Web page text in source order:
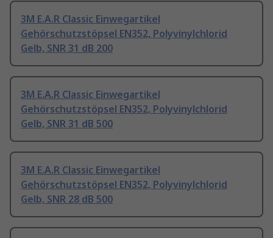
3M E.A.R Classic Einwegartikel
Gehörschutzstöpsel EN352, Polyvinylchlorid
Gelb, SNR 31 dB 200
3M E.A.R Classic Einwegartikel
Gehörschutzstöpsel EN352, Polyvinylchlorid
Gelb, SNR 31 dB 500
3M E.A.R Classic Einwegartikel
Gehörschutzstöpsel EN352, Polyvinylchlorid
Gelb, SNR 28 dB 500